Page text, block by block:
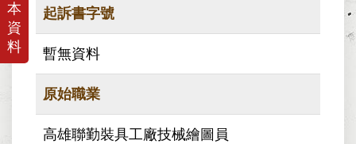
本
資
料
起訴書字號
暫無資料
原始職業
高雄聯勤裝具工廠技械繪圖員